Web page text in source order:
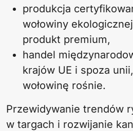
produkcja
wołowiny
produkt premium,
handel
krajów UE i spoza
wołowinę rośnie.
Przewidywanie trendów
w targach i rozwijanie